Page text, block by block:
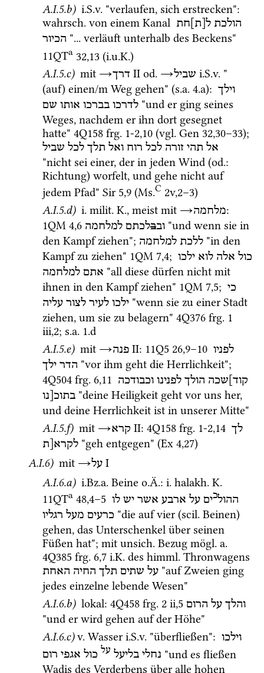
A.I.5.b) i.S.v. "verlaufen, sich erstrecken"
wahrsch. von einem Kanal הולכת ל[ת]חת
הכיור
11QTa 32,13 (i.u.K.)
A.I.5.c) mit →דרך ‎ II od. →שביל i.S.v. "
(auf) einen/m Weg gehen" (s.a. 4.a): וילך
לדרכו בברכו אותו שם
"und er ging seines
Weges, nachdem er ihn dort gesegnet
hatte" 4Q158 frg. 1-2,10 (vgl. Gen 32,30–33
אל תהי זורה לכל רוח ואל תלך לכל שביל
"nicht sei einer, der in jeden Wind (od.:
Richtung) worfelt, und gehe nicht auf
jedem Pfad" Sir 5,9 (Ms.C 2v,2–3)
A.I.5.d) i. milit. K., meist mit →מלחמה
1QM 4,6 ובבלכתם למלחמה
"und wenn sie in
den Kampf ziehen";
ללכת למלחמה
"in den
Kampf zu ziehen" 1QM 7,4; כול אלה לוא ילכו
אתם למלחמה
"all diese dürfen nicht mit
ihnen in den Kampf ziehen" 1QM 7,5; כי
ילכו לעיר לצור עליה
"wenn sie zu einer Stadt
ziehen, um sie zu belagern" 4Q376 frg. 1
iii,2; s.a. 1.d
A.I.5.e) mit →פנה ‎ II: 11Q5 26,9–10 לפניו
הדר ילך
4Q504 frg. 6,11 קוד]שכה הולך לפנינו וכבודכה
בתוכ[נו "deine Heiligkeit geht vor uns her,
A.I.5.f) mit →קרא ‎ II: 4Q158 frg. 1-2,14 לך
לקרא[ת "geh entgegen" (Ex 4,27)
A.I.6) mit →על ‎ I
A.I.6.a) i.Bz.a. Beine o.Ä.: i. halakh. K.
11QTa 48,4–5 ההולכים על ארבע אשר יש לו
כרעים מעל רגליו "die auf vier (scil. Beinen)
gehen, das Unterschenkel über seinen
Füßen hat"; mit unsich. Bezug mögl. a.
4Q385 frg. 6,7 i.K. des himml.
על שתים תלך החיה האחת
"auf Zweien ging
jedes einzelne lebende Wesen"
A.I.6.b) lokal: 4Q458 frg. 2 ii,5 והלך על הרום
"und er wird gehen auf der Höhe"
A.I.6.c)v. Wasser i.S.v. "überfließen": וילכו
נחלי בליעל על כול אגפי רום
"und es fließen
Wadis des Verderbens über alle hohen